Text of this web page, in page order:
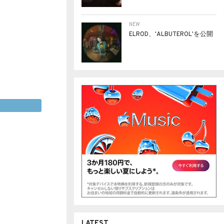
NEW
ELROD、'ALBUTEROL'を公開